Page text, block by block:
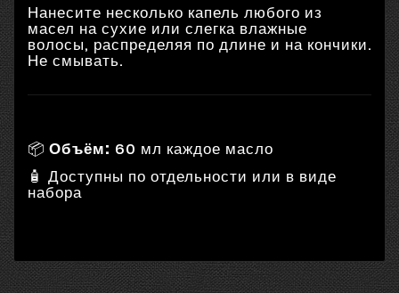
Нанесите несколько капель любого из
масел на сухие или слегка влажные
волосы, распределяя по длине и на кончики.
Не смывать.
📦 Объём: 60 мл каждое масло
🧴 Доступны по отдельности или в виде
набора